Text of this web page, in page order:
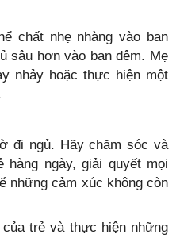
chất nhẹ nhàng vào ban
sâu hơn vào ban đêm. Mẹ
nhảy hoặc thực hiện một
đi ngủ. Hãy chăm sóc và
hàng ngày, giải quyết mọi
những cảm xúc không còn
trẻ và thực hiện những